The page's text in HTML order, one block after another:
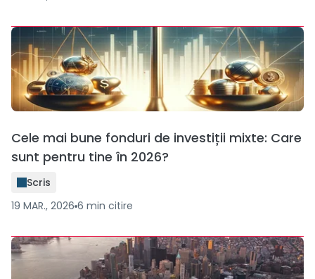
Cele mai bune fonduri de investiții mixte: Care
sunt pentru tine în 2026?
Scris
19 MAR., 2026 6 min citire